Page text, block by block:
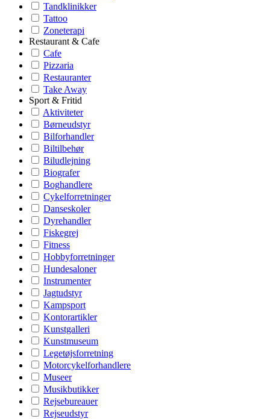
Tandklinikker
Tattoo
Zoneterapi
Restaurant & Cafe
Cafe
Pizzaria
Restauranter
Take Away
Sport & Fritid
Aktiviteter
Børneudstyr
Bilforhandler
Biltilbehør
Biludlejning
Biografer
Boghandlere
Cykelforretninger
Danseskoler
Dyrehandler
Fiskegrej
Fitness
Hobbyforretninger
Hundesaloner
Instrumenter
Jagtudstyr
Kampsport
Kontorartikler
Kunstgalleri
Kunstmuseum
Legetøjsforretning
Motorcykelforhandlere
Museer
Musikbutikker
Rejsebureauer
Rejseudstyr